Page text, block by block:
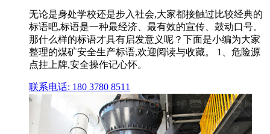
无论是身处学校还是步入社会,大家都接触过比较经典的
标语吧,标语是一种最经济、最有效的宣传、鼓动口号。
那什么样的标语才具有启发意义呢？下面是小编为大家
整理的煤矿安全生产标语,欢迎阅读与收藏。 1、危险源
点挂上牌,安全操作记心怀。
联系电话: 180 3780 8511